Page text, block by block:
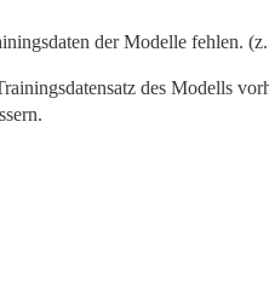
der Modelle fehlen.
des Modells